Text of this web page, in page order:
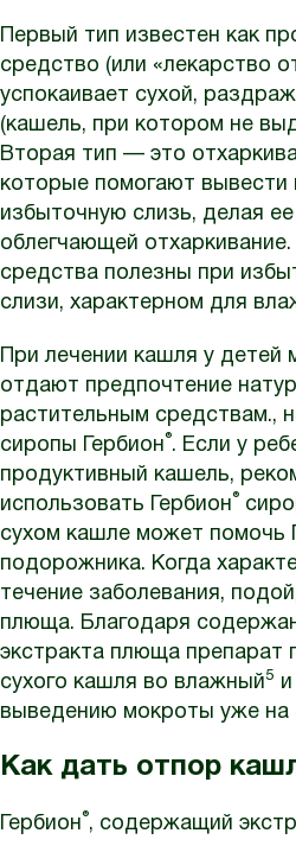
Первый тип известен как
средство (или «лекарство
успокаивает сухой,
(кашель, при котором не
Вторая тип — это
которые помогают вывести
избыточную слизь, делая
облегчающей
средства полезны при
слизи, характерном для
При лечении кашля у
отдают предпочтение
растительным средствам.,
сиропы Гербион®. Если у
продуктивный кашель,
использовать Гербион®
сухом кашле может помочь
подорожника. Когда
течение заболевания,
плюща. Благодаря
экстракта плюща препарат
сухого кашля во влажный5
выведению мокроты уже на
Как дать отпор
Гербион®, содержащий